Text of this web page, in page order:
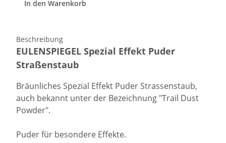
In den Warenkorb
Beschreibung
EULENSPIEGEL Spezial Effekt Puder
Straßenstaub
Bräunliches Spezial Effekt Puder Strassenstaub,
auch bekannt unter der Bezeichnung "Trail Dust
Powder".
Puder für besondere Effekte.